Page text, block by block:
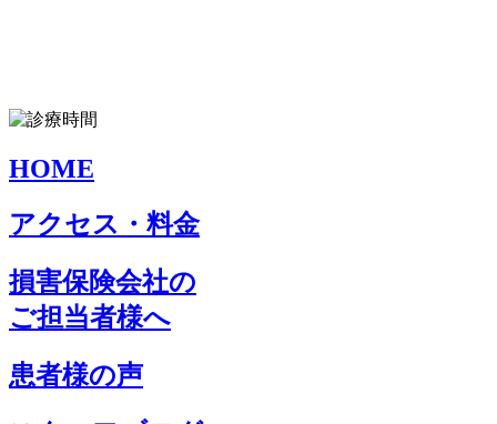
HOME
アクセス・料金
損害保険会社の
ご担当者様へ
患者様の声